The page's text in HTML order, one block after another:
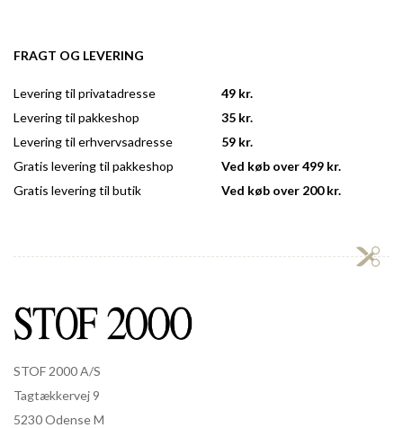
FRAGT OG LEVERING
Levering til privatadresse
Levering til pakkeshop
Levering til erhvervsadresse
Gratis levering til pakkeshop
Gratis levering til butik
49 kr.
35 kr.
59 kr.
Ved køb over 499 kr.
Ved køb over 200 kr.
STOF 2000 A/S
Tagtækkervej 9
5230 Odense M